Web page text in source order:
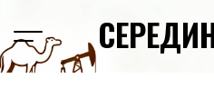
content